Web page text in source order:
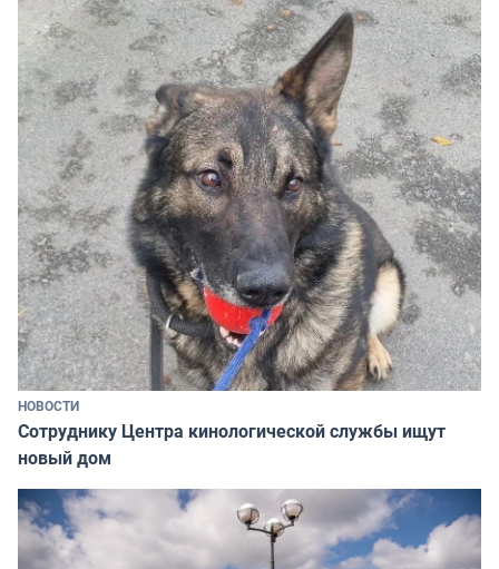
НОВОСТИ
Сотруднику Центра кинологической службы ищут
новый дом